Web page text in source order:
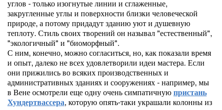
углов - только изогнутые линии и сглаженные,
закругленные углы и поверхности близки человеческой
природе, а потому придадут зданию уют и душевную
теплоту. Стиль своих творений он называл "естественный",
"экологичный" и "биоморфный".
С ним, конечно, можно согласиться, но, как показали время
и опыт, далеко не всех удовлетворили идеи мастера. Если
они прижились во всяких производственных и
административных зданиях и сооружениях - например, мы
в Вене осмотрели еще одну очень симпатичнуюпристань
Хундертвассера, которую опять-таки украшали колонны из